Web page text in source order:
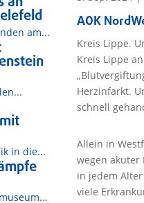
am...
in die...
AOK
Kreis Lippe.
Kreis Lippe
Herzinfarkt.
schnell
Allein in
wegen akuter
in jedem
viele